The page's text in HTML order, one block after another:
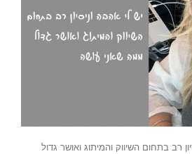
רב בתחום השיווק והמיתוג ואושר גדול